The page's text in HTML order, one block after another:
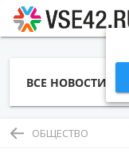
ВСЕ НОВОСТИ
ОБЩЕСТВО